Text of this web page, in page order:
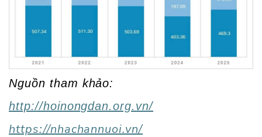
Nguồn tham khảo:
http://hoinongdan.org.vn/
https://nhachannuoi.vn/